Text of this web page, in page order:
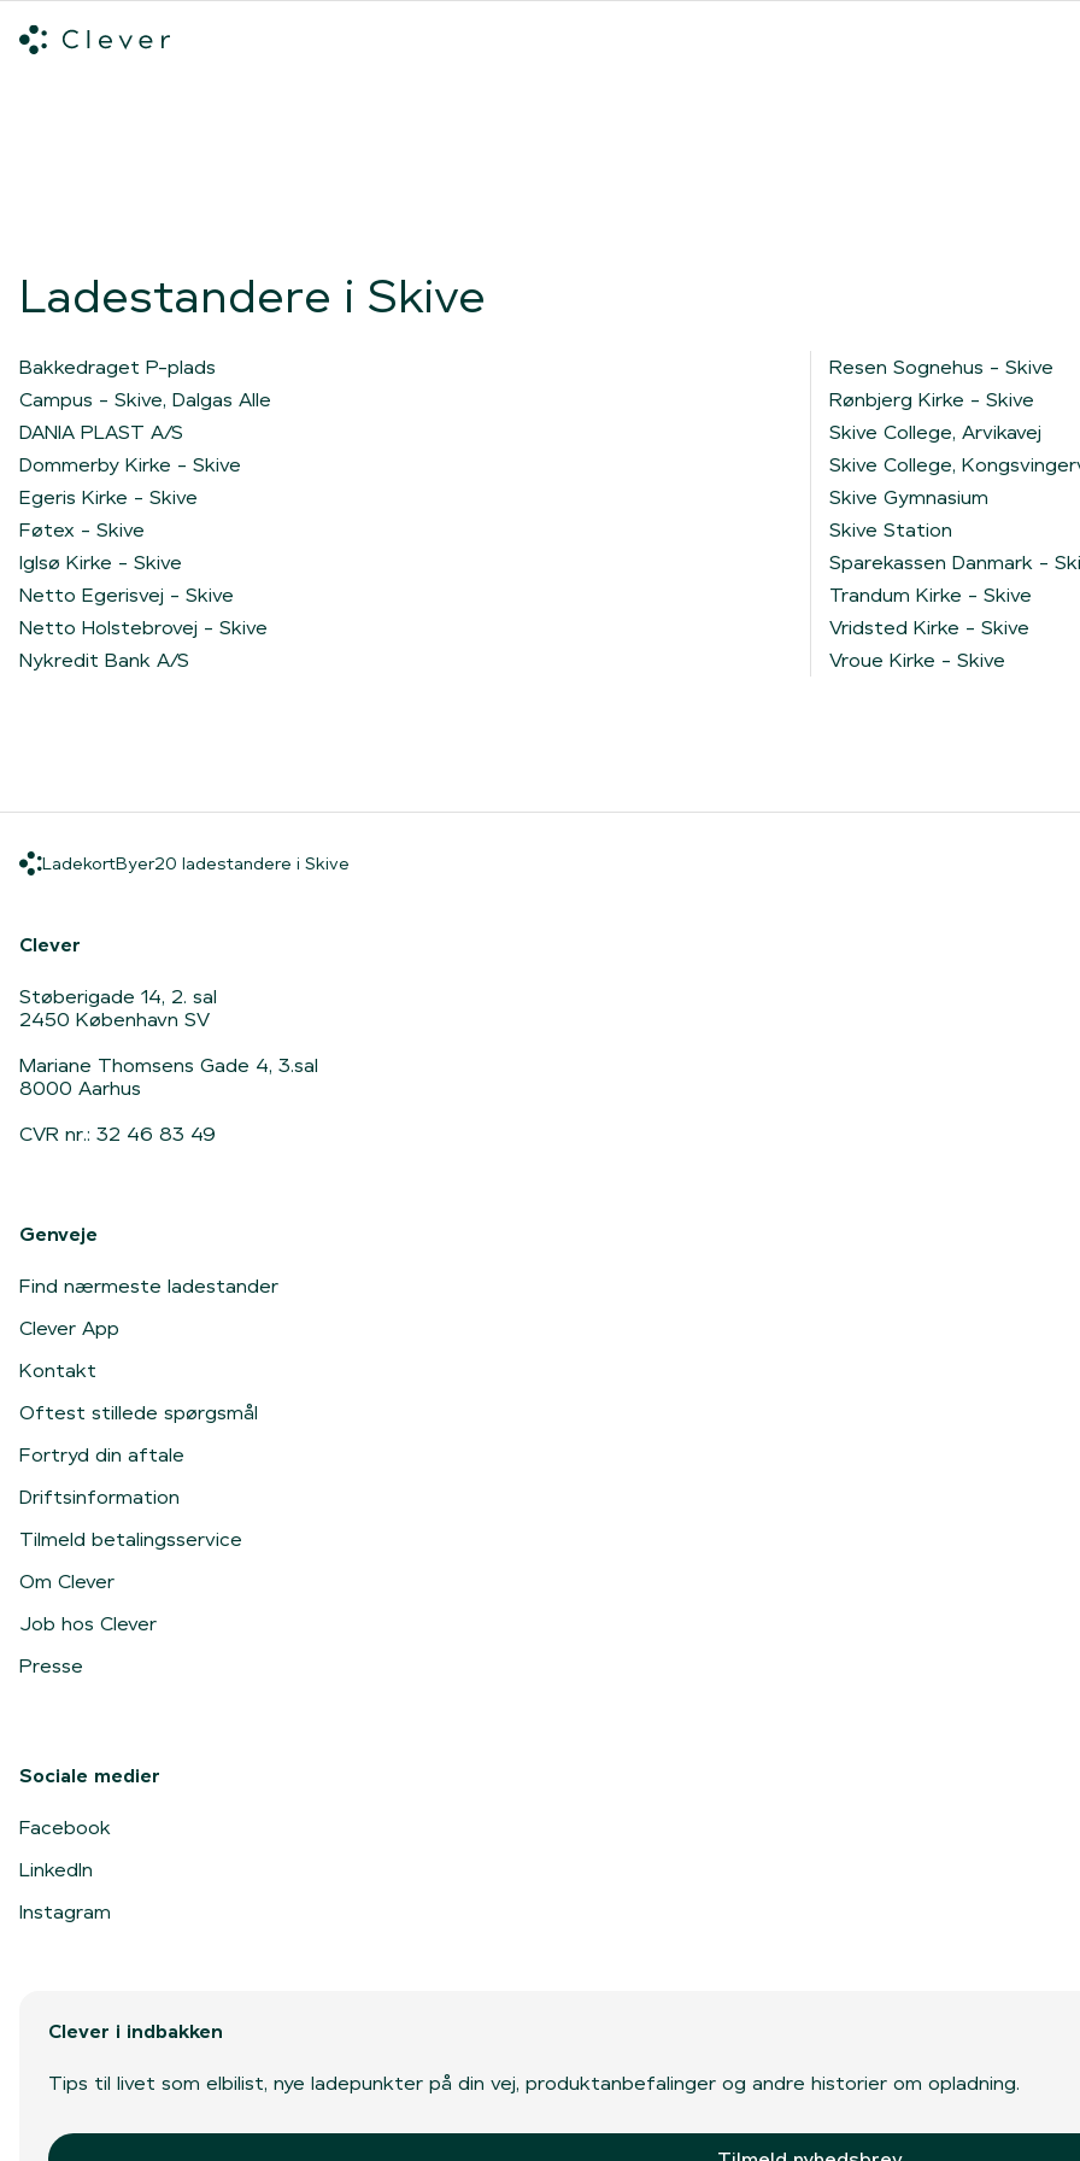
Ladestandere i Skive
Bakkedraget P-plads
Campus - Skive, Dalgas Alle
DANIA PLAST A/S
Dommerby Kirke - Skive
Egeris Kirke - Skive
Føtex - Skive
Iglsø Kirke - Skive
Netto Egerisvej - Skive
Netto Holstebrovej - Skive
Nykredit Bank A/S
Resen Sognehus - Skive
Rønbjerg Kirke - Skive
Skive College, Arvikavej
Skive College,
Skive Gymnasium
Skive Station
Sparekassen Danmark -
Trandum Kirke - Skive
Vridsted Kirke - Skive
Vroue Kirke - Skive
LadekortLadekort
ByerByer
20 ladestandere i Skive
Clever
Støberigade 14, 2. sal
2450 København SV
Mariane Thomsens Gade 4, 3.sal
8000 Aarhus
CVR nr.: 32 46 83 49
Genveje
Find nærmeste ladestander
Clever App
Kontakt
Oftest stillede spørgsmål
Fortryd din aftale
Driftsinformation
Tilmeld betalingsservice
Om Clever
Job hos Clever
Presse
Sociale medier
Facebook
LinkedIn
Instagram
Clever i indbakken
Tips til livet som elbilist, nye ladepunkter på din vej, produktanbefalinger og andre historier om opladning.